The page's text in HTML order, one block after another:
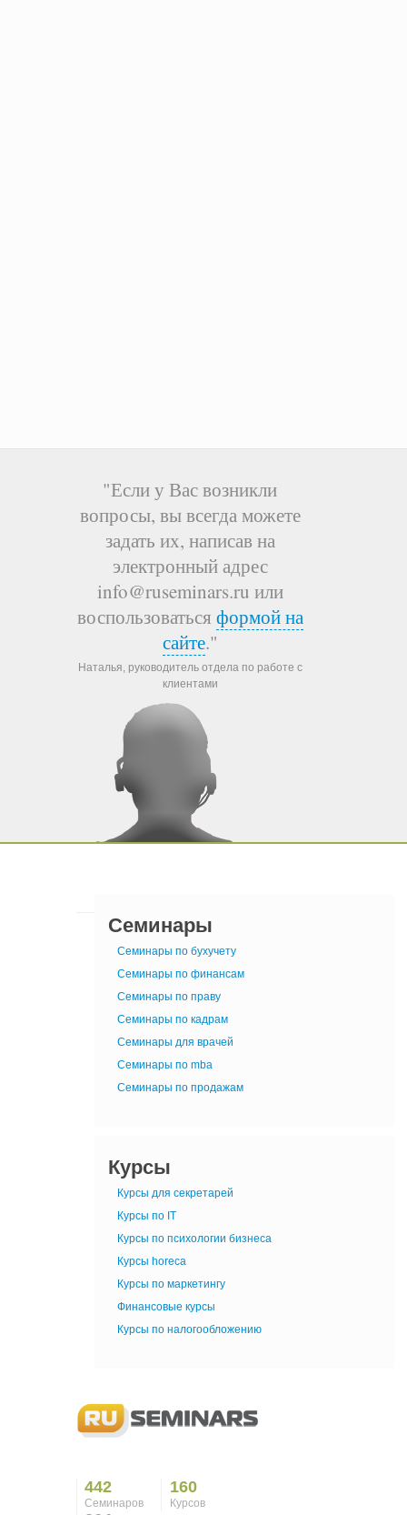
"Если у Вас возникли
вопросы, вы всегда можете
задать их, написав на
электронный адрес
info@ruseminars.ru или
воспользоваться формой на
сайте."
Наталья, руководитель отдела по работе с
клиентами
Семинары
Семинары по бухучету
Семинары по финансам
Семинары по праву
Семинары по кадрам
Семинары для врачей
Семинары по mba
Семинары по продажам
Курсы
Курсы для секретарей
Курсы по IT
Курсы по психологии бизнеса
Курсы horeca
Курсы по маркетингу
Финансовые курсы
Курсы по налогообложению
442
Семинаров
160
Курсов